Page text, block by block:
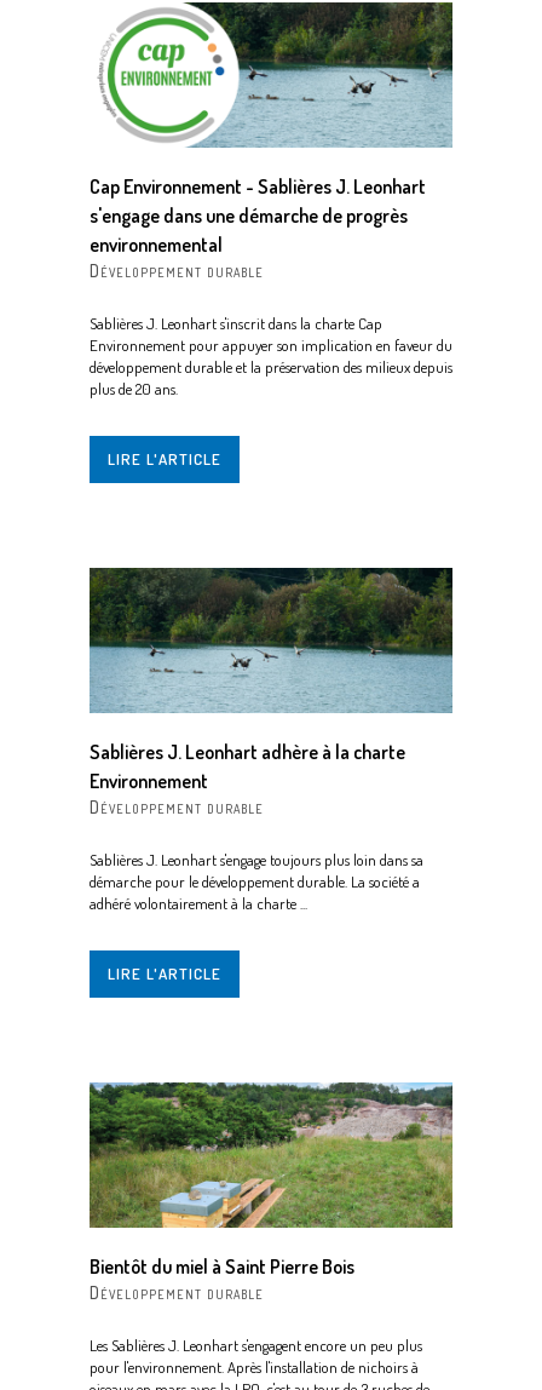
Cap Environnement - Sablières J. Leonhart
s'engage dans une démarche de progrès
environnemental
Développement durable
Sablières J. Leonhart s'inscrit dans la charte Cap
Environnement pour appuyer son implication en faveur du
développement durable et la préservation des milieux depuis
plus de 20 ans.
LIRE L'ARTICLE
Sablières J. Leonhart adhère à la charte
Environnement
Développement durable
Sablières J. Leonhart s'engage toujours plus loin dans sa
démarche pour le développement durable. La société a
adhéré volontairement à la charte ...
LIRE L'ARTICLE
Bientôt du miel à Saint Pierre Bois
Développement durable
Les Sablières J. Leonhart s'engagent encore un peu plus
pour l'environnement. Après l'installation de nichoirs à